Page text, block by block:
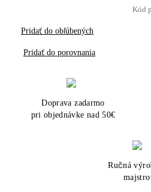
Kód
Pridať do obľúbených
Pridať do porovnania
Doprava zadarmo
pri objednávke nad 50€
Ručná